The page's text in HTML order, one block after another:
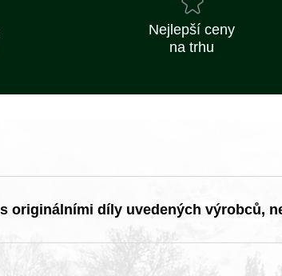
Nejlepší ceny
na trhu
originálními díly uvedených výrobců,